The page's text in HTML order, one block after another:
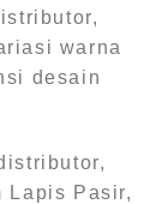
warna
desain
Lapis Pasir,